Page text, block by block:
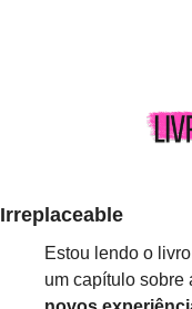
Irreplaceable
Estou lendo o
um capítulo sobre